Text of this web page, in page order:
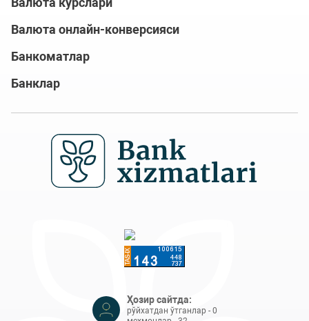
Валюта онлайн-конверсияси
Банкоматлар
Банклар
Ҳозир сайтда:
рўйхатдан ўтганлар - 0